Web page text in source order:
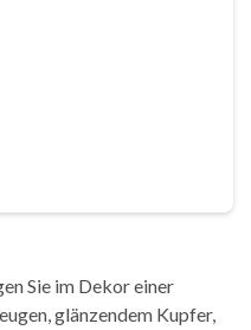
Sie im Dekor einer
glänzendem Kupfer,